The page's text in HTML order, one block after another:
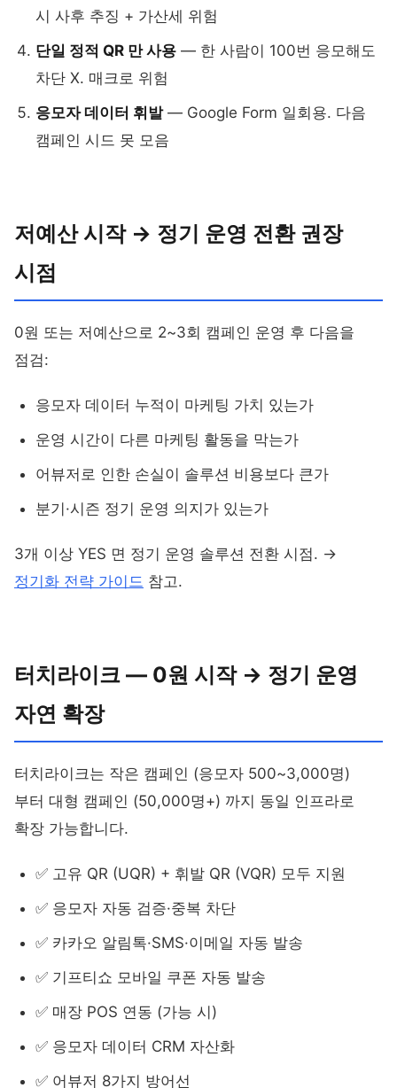
시 사후 추징 + 가산세 위험
단일 정적 QR 만 사용 — 한 사람이 100번 응모해도
차단 X. 매크로 위험
응모자 데이터 휘발— Google Form 일회용. 다음
캠페인 시드 못 모음
저예산 시작 → 정기 운영 전환 권장
시점
0원 또는 저예산으로 2~3회 캠페인 운영 후 다음을
점검:
응모자 데이터 누적이 마케팅 가치 있는가
운영 시간이 다른 마케팅 활동을 막는가
어뷰저로 인한 손실이 솔루션 비용보다 큰가
분기·시즌 정기 운영 의지가 있는가
3개 이상 YES 면 정기 운영 솔루션 전환 시점. →
정기화 전략 가이드 참고.
터치라이크 — 0원 시작 → 정기 운영
자연 확장
터치라이크는 작은 캠페인 (응모자 500~3,000명)
부터 대형 캠페인 (50,000명+) 까지 동일 인프라로
확장 가능합니다.
✅ 고유 QR (UQR) + 휘발 QR (VQR) 모두 지원
✅ 응모자 자동 검증·중복 차단
✅ 카카오 알림톡·SMS·이메일 자동 발송
✅ 기프티쇼 모바일 쿠폰 자동 발송
✅ 매장 POS 연동 (가능 시)
✅ 응모자 데이터 CRM 자산화
✅ 어뷰저 8가지 방어선